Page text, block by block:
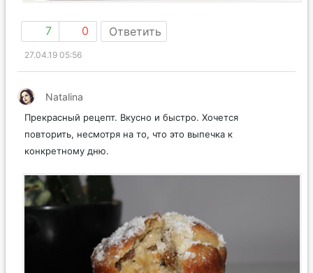
7 0 Ответить
27.04.19 05:56
Natalina
Прекрасный рецепт. Вкусно и быстро. Хочется
повторить, несмотря на то, что это выпечка к
конкретному дню.